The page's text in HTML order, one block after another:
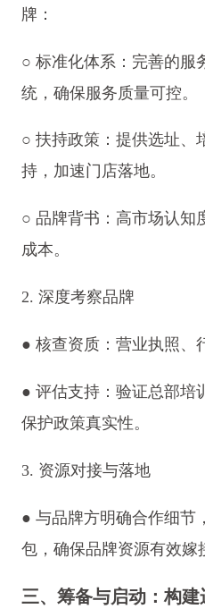
牌：
○ 标准化体系：完善的服
统，确保服务质量可控。
○ 扶持政策：提供选址、
持，加速门店落地。
○ 品牌背书：高市场认知
成本。
2. 深度考察品牌
● 核查资质：营业执照、
● 评估支持：验证总部培
保护政策真实性。
3. 资源对接与落地
● 与品牌方明确合作细节
包，确保品牌资源有效嫁
三、筹备与启动：构建